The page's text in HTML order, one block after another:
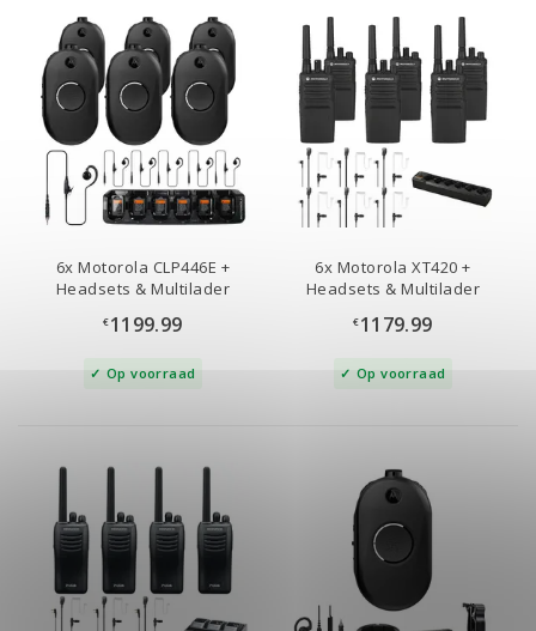
6x Motorola CLP446E +
Headsets & Multilader
€1199.99
Op voorraad
6x Motorola XT420 +
Headsets & Multilader
€1179.99
Op voorraad